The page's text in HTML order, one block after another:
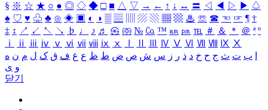
§ ※ ☆ ★ ○ ● ◎ ◇ ◆ □ ■ △ ▽ → ← ↑ ↓ ↔ 〓 ◁ ◀ ▷ ▶ ♤
♠ ♡ ♥ ♧ ♣ ⊙ ◈ ▣ ◐ ◑ ▒ ▤ ▨ ▧ ▦ ▩ ♨ ☏ ☎ ☜ ☞ ¶ †
‡ ↕ ↗ ↙ ↖ ↘ ♭ ♩ ♪ ♬ ㉿ ㈜ № ㏇ ™ ㏂ ㏘ ℡ ＃ ＆ ＊ ＠ ª º
ⅰ
ⅱ ⅲ ⅳ ⅴ ⅵ ⅶ ⅷ ⅸ ⅹ Ⅳ Ⅴ Ⅵ Ⅶ Ⅷ Ⅸ Ⅹ
ب ت ث ج ح خ د ذ ر ز س ش ص ض ط ظ ع غ ف ق ک ل م ن ه
و ی
닫기